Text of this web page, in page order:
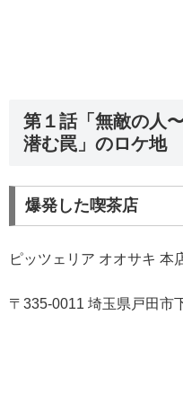
第１話「無敵の人
潜む罠」のロケ地
爆発した喫茶店
ピッツェリア オオサキ 本
〒335-0011 埼玉県戸田市